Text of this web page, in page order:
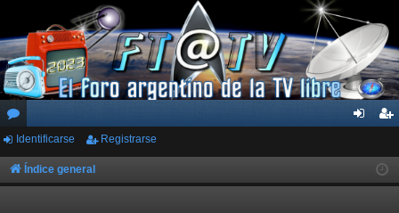
or
os ist
Identificarse Registrarse
Índice general